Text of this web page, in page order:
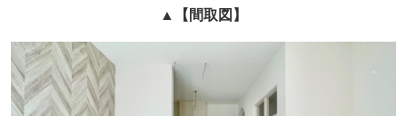
▲ 【間取図】